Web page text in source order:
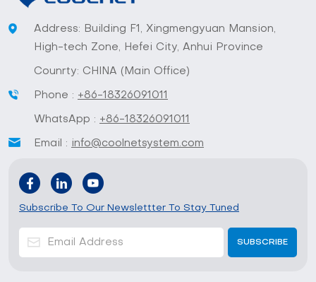
Address: Building F1, Xingmengyuan Mansion,
High-tech Zone, Hefei City, Anhui Province
Counrty: CHINA (Main Office)
Phone : +86-18326091011
WhatsApp : +86-18326091011
Email : info@coolnetsystem.com
Subscribe To Our Newslettter To Stay Tuned